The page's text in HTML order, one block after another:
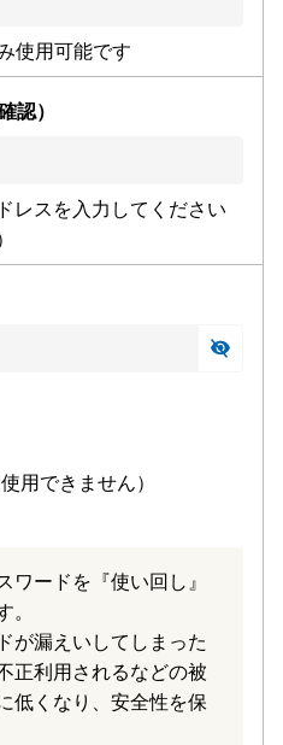
使用可能です
認）
レスを入力してください
用できません）
ワードを『使い回し』
が漏えいしてしまった
正利用されるなどの被
低くなり、安全性を保